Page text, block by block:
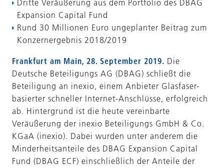
Dritte Veräußerung aus dem Portfolio des DBAG
Expansion Capital Fund
Rund 30 Millionen Euro ungeplanter Beitrag zum
Konzernergebnis 2018/2019
Frankfurt am Main, 28. September 2019. Die
Deutsche Beteiligungs AG (DBAG) schließt die
Beteiligung an inexio, einem Anbieter Glasfaser-
basierter schneller Internet-Anschlüsse, erfolgreich
ab. Hintergrund ist die heute vereinbarte
Veräußerung der inexio Beteiligungs GmbH & Co.
KGaA (inexio). Dabei wurden unter anderem die
Minderheitsanteile des DBAG Expansion Capital
Fund (DBAG ECF) einschließlich der Anteile der